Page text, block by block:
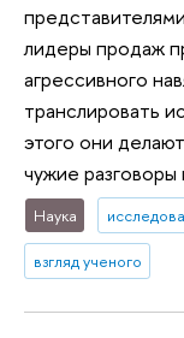
лидеры продаж
агрессивного
транслировать
этого они
чужие
Наука
взгляд ученого